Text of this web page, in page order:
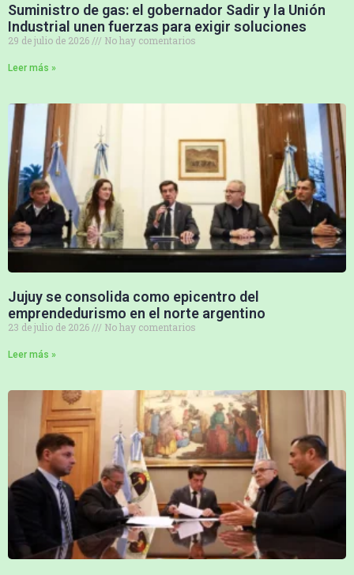
Suministro de gas: el gobernador Sadir y la Unión
Industrial unen fuerzas para exigir soluciones
29 de julio de 2026 No hay comentarios
Leer más »
Jujuy se consolida como epicentro del
emprendedurismo en el norte argentino
23 de julio de 2026 No hay comentarios
Leer más »